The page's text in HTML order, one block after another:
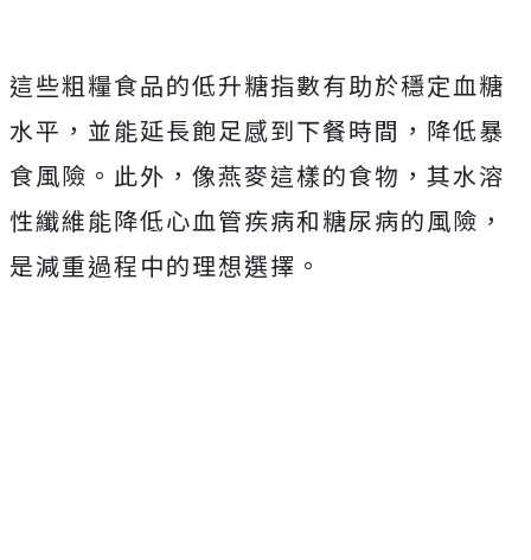
這些粗糧食品的低升糖指數有助於穩定血糖
水平，並能延長飽足感到下餐時間，降低暴
食風險。此外，像燕麥這樣的食物，其水溶
性纖維能降低心血管疾病和糖尿病的風險，
是減重過程中的理想選擇。